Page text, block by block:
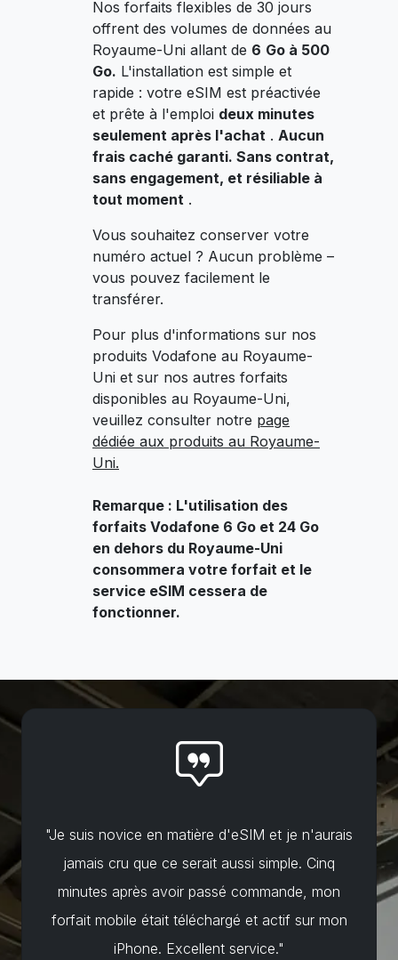
Nos forfaits flexibles de 30 jours
offrent des volumes de données au
Royaume-Uni allant de 6 Go à 500
Go. L'installation est simple et
rapide : votre eSIM est préactivée
et prête à l'emploi deux minutes
seulement après l'achat . Aucun
frais caché garanti. Sans contrat,
sans engagement, et résiliable à
tout moment .
Vous souhaitez conserver votre
numéro actuel ? Aucun problème –
vous pouvez facilement le
transférer.
Pour plus d'informations sur nos
produits Vodafone au Royaume-
Uni et sur nos autres forfaits
disponibles au Royaume-Uni,
veuillez consulter notre page
dédiée aux produits au Royaume-
Uni.
Remarque : L'utilisation des
forfaits Vodafone 6 Go et 24 Go
en dehors du Royaume-Uni
consommera votre forfait et le
service eSIM cessera de
fonctionner.
"Je suis novice en matière d'eSIM et je n'aurais
jamais cru que ce serait aussi simple. Cinq
minutes après avoir passé commande, mon
forfait mobile était téléchargé et actif sur mon
iPhone. Excellent service."